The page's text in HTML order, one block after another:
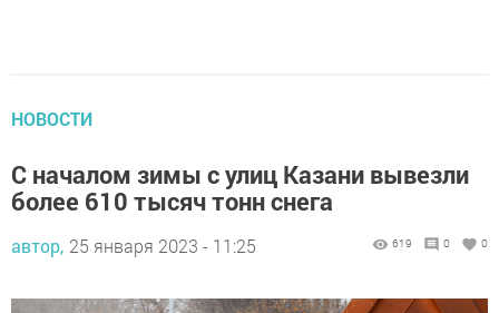
НОВОСТИ
С началом зимы с улиц Казани вывезли
более 610 тысяч тонн снега
автор, 25 января 2023 - 11:25 619 0 0